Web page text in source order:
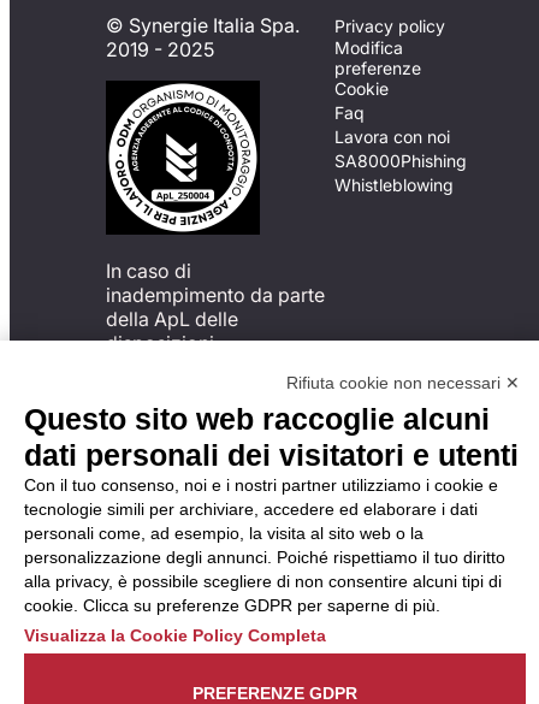
© Synergie Italia Spa.
2019 - 2025
In caso di
inadempimento da parte
della ApL delle
disposizioni
possibile presentare un
reclamo
all’Organismo di
Monitoraggio utilizzando
una delle modalità
descritte al seguente
indirizzo web
https://odm-
agenzielavoro.it/reclami/.
Privacy policy
Modifica
preferenze
Cookie
Faq
Lavora con noi
SA8000Phishing
Whistleblowing
Rifiuta cookie non necessari ✕
Questo sito web raccoglie alcuni
dati personali dei visitatori e utenti
Con il tuo consenso, noi e i nostri partner utilizziamo i cookie e
tecnologie simili per archiviare, accedere ed elaborare i dati
personali come, ad esempio, la visita al sito web o la
personalizzazione degli annunci. Poiché rispettiamo il tuo diritto
alla privacy, è possibile scegliere di non consentire alcuni tipi di
cookie. Clicca su preferenze GDPR per saperne di più.
Visualizza la Cookie Policy Completa
PREFERENZE GDPR